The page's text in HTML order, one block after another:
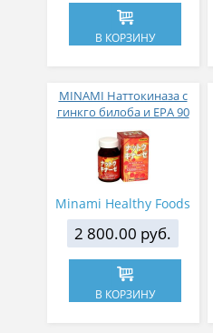
В КОРЗИНУ
MINAMI Наттокиназа с
гинкго билоба и EPA 90
капсул на 30 дней
приема
Minami Healthy Foods
2 800.00 руб.
В КОРЗИНУ